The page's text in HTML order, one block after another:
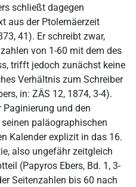
schließt dagegen
aus der Ptolemäerzeit
41). Er schreibt zwar,
von 1-60 mit dem des
trifft jedoch zunächst keine
Verhältnis zum Schreiber
in: ZÄS 12, 1874, 3-4).
Paginierung und den
paläographischen
Kalender explizit in das 16.
also ungefähr zeitgleich
(Papyros Ebers, Bd. 1, 3-
Seitenzahlen bis 60 nach